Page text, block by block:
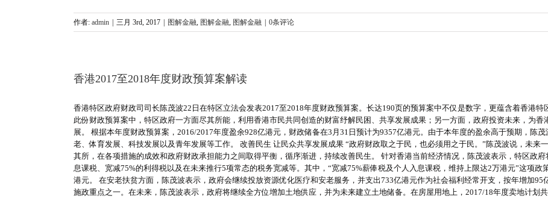
作者: admin 三月 3rd, 2017 图解金融, 图解金融, 图解金融 0条评论
香港2017至2018年度财政预算案解读
香港特区政府财政司司长陈茂波22日在特区立法会发表2017至2018年度财政预算案。长达190页的预算案中不仅是数字，更蕴含着香港
此份财政预算案中，特区政府一方面尽其所能，利用香港市民共同创造的财富纾解民困、共享发展成果；另一方面，政府投资未来，为
展。 根据本年度财政预算案，2016/2017年度盈余928亿港元，财政储备在3月31日预计为9357亿港元。由于本年度的盈余高于预期，陈
老、体育发展、科技发展以及青年发展等工作。 改善民生 让民众共享发展成果 “政府财政取之于民，也必须用之于民。”陈茂波说，未来
其所，在各项措施的成效和政府财政承担能力之间取得平衡，循序渐进，持续改善民生。 针对香港当前经济情况，陈茂波表示，特区政
息课税、宽减75%的利得税以及在未来推行5项常态的税务宽减等。其中，“宽减75%薪俸税及个人入息课税，维持上限达2万港元”这项
港元。 在安老扶贫方面，陈茂波表示，政府会继续投放资源优化医疗和安老服务，并支出733亿港元作为社会福利经常开支，按年增加
施政重点之一。在未来，陈茂波表示，政府将继续全方位增加土地供应，并为未来建立土地储备。在房屋用地上，2017/18年度卖地计划